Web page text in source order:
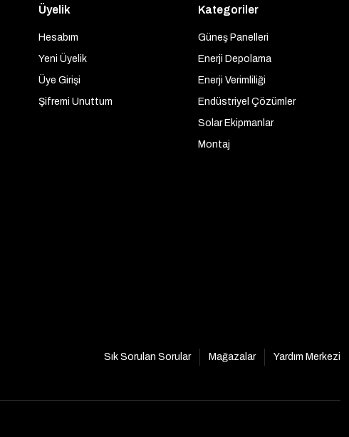
Üyelik
Hesabım
Yeni Üyelik
Üye Girişi
Şifremi Unuttum
Kategoriler
Güneş Panelleri
Enerji Depolama
Enerji Verimliliği
Endüstriyel Çözümler
Solar Ekipmanlar
Montaj
Sık Sorulan Sorular
Mağazalar Yardım Merkezi